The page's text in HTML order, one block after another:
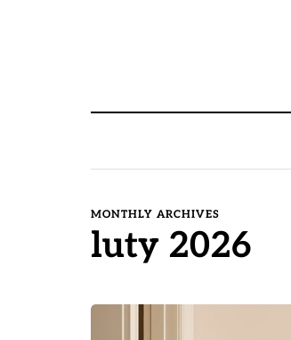
MONTHLY ARCHIVES
luty 2026